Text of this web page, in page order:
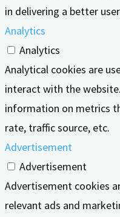
in delivering a better
Analytics
Analytics
Analytical cookies are
interact with the
information on metrics
rate, traffic source, etc.
Advertisement
Advertisement
Advertisement cookies
relevant ads and